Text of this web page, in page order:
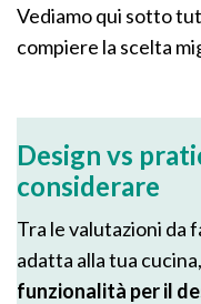
Vediamo qui sotto
compiere la scelta
Design vs
considerare
Tra le valutazioni da
adatta alla tua cucina,
funzionalità per il